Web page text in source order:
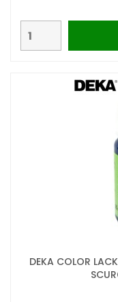
DEKA COLOR